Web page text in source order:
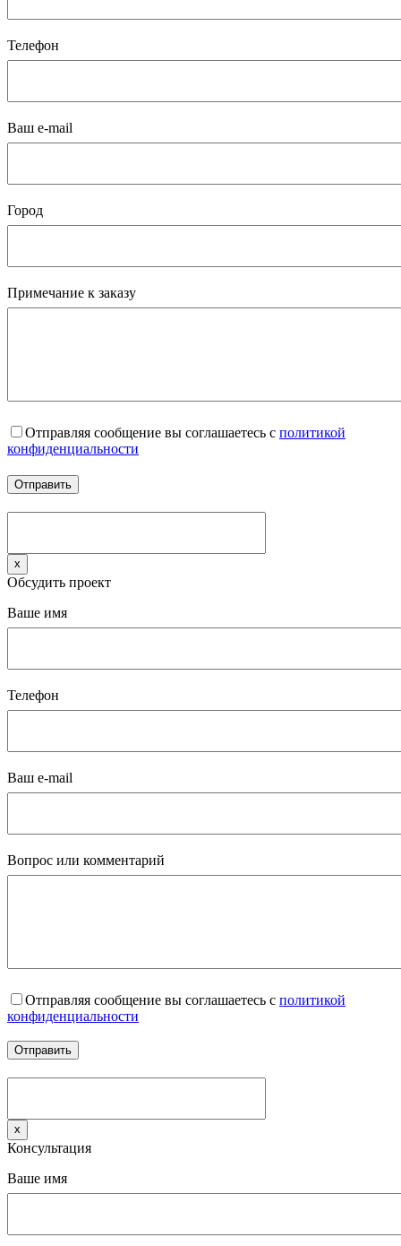
Телефон
Ваш e-mail
Город
Примечание к заказу
Отправляя сообщение вы соглашаетесь с политикой
конфиденциальности
x
Обсудить проект
Ваше имя
Телефон
Ваш e-mail
Вопрос или комментарий
Отправляя сообщение вы соглашаетесь с политикой
конфиденциальности
x
Консультация
Ваше имя